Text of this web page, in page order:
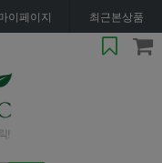
이페이지 최근본상품